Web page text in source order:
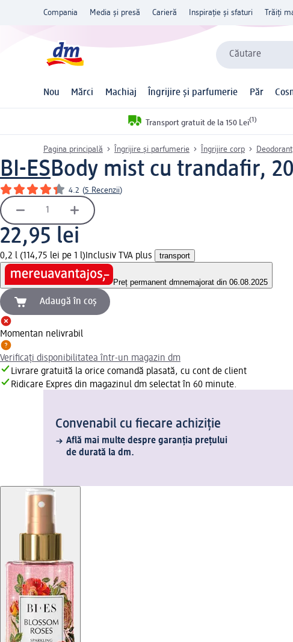
Compania Media și presă Carieră Inspirație și sfaturi Trăiți
Căutare
Nou Mărci Machiaj Îngrijire și parfumerie Păr
Transport gratuit de la 150 Lei(1)
Pagina principală Îngrijire și parfumerie Îngrijire corp Deodorant
BI-ESBody mist cu trandafir,
4.2 (5 Recenzii)
22,95 lei
0,2 l (114,75 lei pe 1 l) Inclusiv TVA plus transport
Preț permanent dmnemajorat din 06.08.2025
Adaugă în coș
Momentan nelivrabil
Verificați disponibilitatea într-un magazin dm
Livrare gratuită la orice comandă plasată, cu cont de client
Ridicare Expres din magazinul dm selectat în 60 minute.
Convenabil cu fiecare achiziție
Află mai multe despre garanția prețului
de durată la dm.